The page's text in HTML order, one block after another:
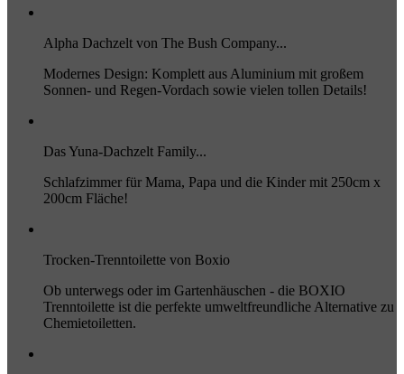
Alpha Dachzelt von The Bush Company...
Modernes Design: Komplett aus Aluminium mit großem
Sonnen- und Regen-Vordach sowie vielen tollen Details!
Das Yuna-Dachzelt Family...
Schlafzimmer für Mama, Papa und die Kinder mit 250cm x
200cm Fläche!
Trocken-Trenntoilette von Boxio
Ob unterwegs oder im Gartenhäuschen - die BOXIO
Trenntoilette ist die perfekte umweltfreundliche Alternative zu
Chemietoiletten.